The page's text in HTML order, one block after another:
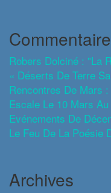
Robers Dolciné : "La
« Déserts De Terre
Rencontres De Mars
Escale Le 10 Mars
Evénements De
Le Feu De La Poésie
Archives